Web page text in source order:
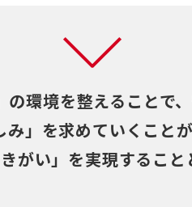
環境を整えることで、
み」を求めていくことが
がい」を実現すること